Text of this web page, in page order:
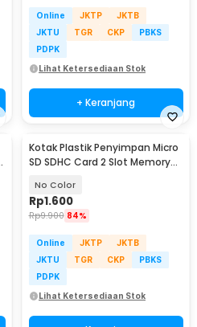
Online JKTP
JKTB
JKTU
TGR CKP
PBKS
PDPK
Lihat Ketersediaan Stok
+ Keranjang
Kotak Plastik Penyimpan Micro
SD SDHC Card 2 Slot Memory
No Color
Rp1.600
Rp9.900 84%
Online JKTP
JKTB
JKTU
TGR CKP
PBKS
PDPK
Lihat Ketersediaan Stok